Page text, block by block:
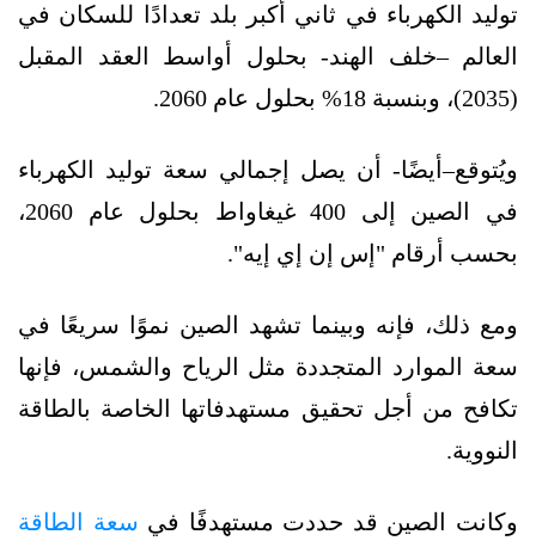
توليد الكهرباء في ثاني أكبر بلد تعدادًا للسكان في
العالم –خلف الهند- بحلول أواسط العقد المقبل
(2035)، وبنسبة 18% بحلول عام 2060.
ويُتوقع–أيضًا- أن يصل إجمالي سعة توليد الكهرباء
في الصين إلى 400 غيغاواط بحلول عام 2060،
بحسب أرقام "إس إن إي إيه".
ومع ذلك، فإنه وبينما تشهد الصين نموًا سريعًا في
سعة الموارد المتجددة مثل الرياح والشمس، فإنها
تكافح من أجل تحقيق مستهدفاتها الخاصة بالطاقة
النووية.
وكانت الصين قد حددت مستهدفًا في سعة الطاقة